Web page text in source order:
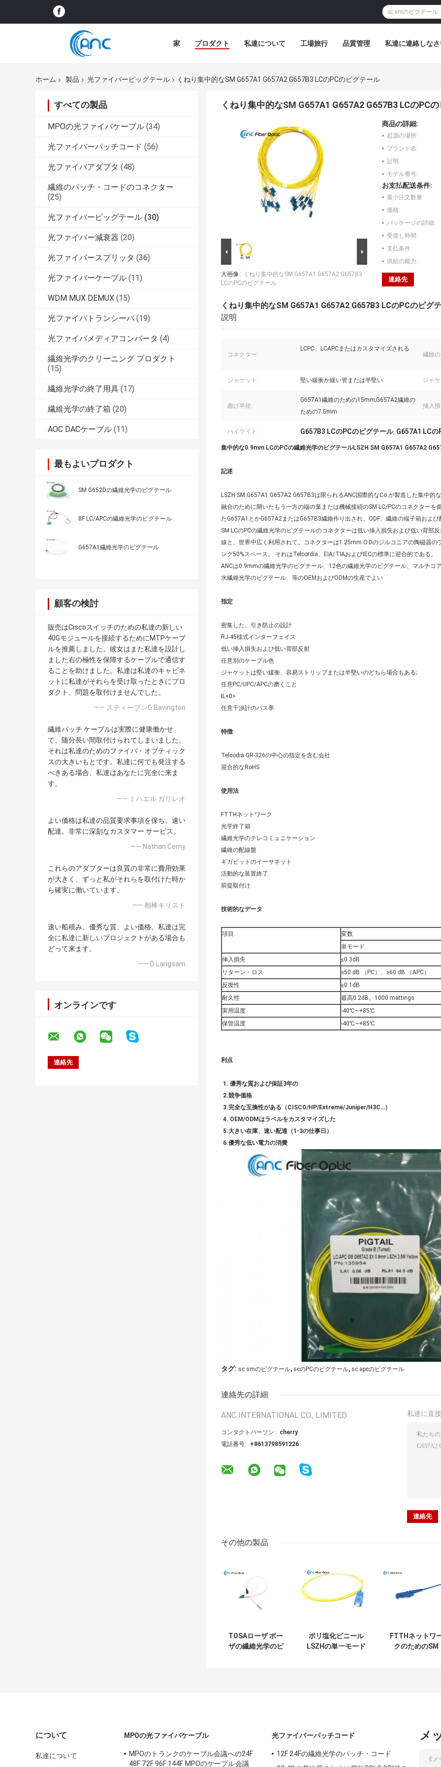
家 プロダクト 私達について 工場旅行 品質管理 私達に連絡しな
ホーム 製品 光ファイバーピッグテール くねり集中的なSM G657A1 G657A2 G657B3 LCのPCのピグテール
すべての製品
MPOの光ファイバケーブル (34)
光ファイバーパッチコード (56)
光ファイバアダプタ (48)
繊維のパッチ・コードのコネクター
(25)
光ファイバーピッグテール (30)
光ファイバー減衰器 (20)
光ファイバースプリッタ (36)
光ファイバーケーブル (11)
WDM MUX DEMUX (15)
光ファイバトランシーバ (19)
光ファイバメディアコンバータ (4)
繊維光学のクリーニング プロダクト
(15)
繊維光学の終了用具 (17)
繊維光学の終了箱 (20)
AOC DACケーブル (11)
最もよいプロダクト
SM G652Dの繊維光学のピグテール
8F LC/APCの繊維光学のピグテール
G657A1繊維光学のピグテール
顧客の検討
販売はCiscoスイッチのための私達の新しい
40Gモジュールを接続するためにMTPケーブ
ルを推薦しました。彼女はまた私達を設計し
ました右の極性を保障するケーブルで通信す
ることを助けました。私達は私達のキャビネ
ットに私達がそれらを受け取ったときにプロ
ダクト、問題を取付けませんでした。
—— スティーブンG Bavington
繊維パッチ ケーブルは実際に健康働かせ
て、随分長い間取付けられてしまいました。
それは私達のためのファイバ・オプティック
スの大きいもとです。私達に何でも発注する
べきある場合、私達はあなたに完全に来ま
す。
—— ミハエル ガリレオ
よい価格は私達の品質要求事項を保ち。速い
配達。非常に深刻なカスタマー サービス。
—— Nathan Cerny
これらのアダプターは良質の非常に費用効果
が大きく、ずっと私がそれらを取付けた時か
ら確実に働いています。
—— 相棒キリスト
速い船積み、優秀な質、よい価格。私達は完
全に私達に新しいプロジェクトがある場合も
どって来ます。
—— D Langsam
オンラインです
くねり集中的なSM G657A1 G657A2 G657B3 LCのPC
大画像 : くねり集中的なSM G657A1 G657A2 G657B3
LCのPCのピグテール
商品の詳細:
起源の場所:
ブランド名:
証明:
モデル番号:
お支払配送条件:
最小注文数量:
価格:
パッケージの詳細:
受渡し時間:
支払条件:
供給の能力:
連絡先
くねり集中的なSM G657A1 G657A2 G657B3 LCのPCのピグ
説明
コネクター:
LCPC、LCAPCまたはカスタマイズされる
繊維
ジャケット: 堅い緩衝か緩い管または半堅い ジャ
曲げ半径:
G657A1繊維のための15mm;G657A2繊維の
ための7.5mm
挿入
ハイライト: G657B3 LCのPCのピグテール, G657A1 LC
集中的な0.9mm LCのPCの繊維光学のピグテールLSZH SM G657A1 G657A2
記述
LSZH SM G657A1 G657A2 G657B3は限られるANC国際的なCo.が製造した集中的
融合のために開いたもう一方の端の葉または機械接続のSM LC/PCのコネクター
たG657A1とかG657A2またはG657B3繊維作り出され、ODF、繊維の端子箱およ
SM LCのPCの繊維光学のピグテールのコネクターは低い挿入損失および低い背部
線と、世界中広く利用されて。コネクターは1.25mm O.Dのジルコニアの陶磁器
ング50%スペース。 それはTelcordia、EIA/TIAおよびIECの標準に迎合的である。
ANCは0.9mmの繊維光学のピグテール、12色の繊維光学のピグテール、マルチコ
水繊維光学のピグテール、等のOEMおよびODMの生産でよい
指定
密集した、引き防止の設計
RJ-45様式インターフェイス
低い挿入損失および低い背部反射
任意別のケーブル色
ジャケットは堅い緩衝、容易ストリップまたは半堅いのどちら場合もある;
任意PC/UPC/APCの磨くこと
IL<0>
任意干渉計のパス率
特徴
Telcodia GR-326の中心の指定を含む会社
迎合的なRoHS
使用法
FTTHネットワーク
光学終了箱
繊維光学のテレコミュニケーション
繊維の配線盤
ギガビットのイーサネット
活動的な装置終了
前提取付け
技術的なデータ
項目
変数
単モード
挿入損失
≤0.3dB
リターン・ロス
≥50 dB （PC）、≥60 dB （APC）
反復性
≤0.1dB
耐久性
最高0.2dB。1000 mattings
実用温度
-40℃~+85℃
保管温度
-40℃~+85℃
利点
1. 優秀な質および保証3年の
2.競争価格
3.完全な互換性がある（CISCO/HP/Extreme/Juniper/H3C…）
4. OEM/ODMはラベルをカスタマイズした
5.大きい在庫、速い配達（1-3の仕事日）
6.優秀な低い電力の消費
タグ: sc smのピグテール, scのPCのピグテール, sc apcのピグテール
連絡先の詳細
ANC INTERNATIONAL CO., LIMITED
コンタクトパーソン:
cherry
電話番号:
+8613798591226
私達に直
その他の製品
TOSAローザ ボー
ザの繊維光学のピ
ポリ塩化ビニール
LSZHの単一モード
FTTHネットワ
クのためのSM
について
私達について
MPOの光ファイバケーブル
MPOのトランクのケーブル会議への24F
48F 72F 96F 144F MPOのケーブル会議
光ファイバーパッチコード
12F 24Fの繊維光学のパッチ・コード
メ